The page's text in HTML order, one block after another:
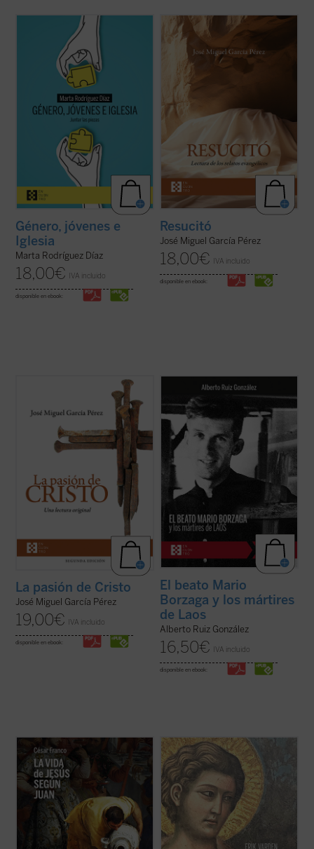
Alrededor del género se ha abierto una
enorme brecha que separa a padres e
hijos, nietos y abuelos. No hay quien se
entienda y se escuche. En las familias es
motivo de disputa, los hijos no se sienten
acogidos y los padres se frustran ante
(ver ficha)
Género, jóvenes e
Iglesia
Marta Rodríguez Díaz
18,00€ IVA incluido
disponible en ebook:
José Miguel García centra la atención
sobre las dificultades o extrañezas
contenidas en los relatos evangélicos, que
son los testimonios más explícitos acerca
de lo que aconteció después de la muerte y
sepultura de Jesús de Nazaret. El ...
Resucitó
José Miguel García Pérez
18,00€ IVA incluido
disponible en ebook:
pasión de Cristo que aparecen en los
llamativas diferencias, incluso
contradicciones, entre algunos de los
pasajes narrados en ellos. El autor de este
libro ofrece, ...(ver ficha)
La pasión de Cristo
José Miguel García Pérez
19,00€ IVA incluido
disponible en ebook:
Mario Borzaga, natural de Trento, había
llegado a Laos en 1957, recién ordenado
sacerdote. Fue martirizado poco después,
en 1960, a sus 27 años. Escribió un
precioso diario que da voz a su vocación de
misionero oblato, que ilumina la ...
(ver
ficha)
El beato Mario
Borzaga y los mártires
de Laos
Alberto Ruiz González
16,50€ IVA incluido
disponible en ebook:
Este ensayo de Mons. César Franco ofrece
con estilo diáfano y apasionado una
introducción a la vida de Jesús narrada en
el evangelio de Juan, que permite al lector
acceder al texto sin complicaciones.
Dividido en dos partes, la primera ...
Erik Varden muestra —en un texto
enriquecido con una amplia gama de
referencias a las escrituras, la literatura, la
música, la pintura y la escultura— que la
castidad, la dirección única de los sentidos,
es una cualidad atractiva y ...(ver ficha)